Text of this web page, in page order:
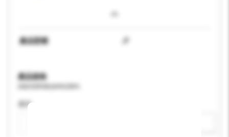
產品型號
產品規格
應用